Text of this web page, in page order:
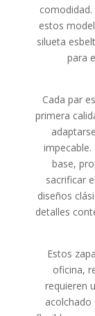
estos
silueta
para
Cada par
primera
base,
sacrificar
diseños
detalles
Estos
oficina,
requieren
acolchado